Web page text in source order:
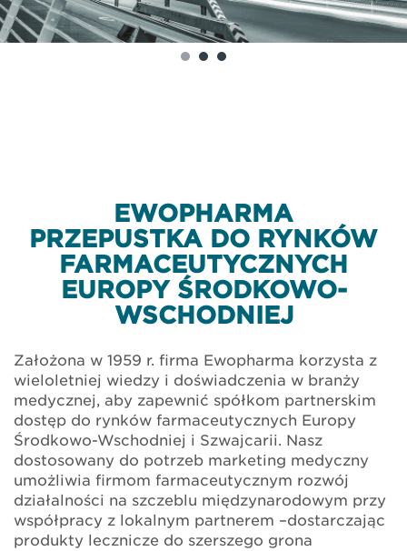
EWOPHARMA
PRZEPUSTKA DO RYNKÓW
FARMACEUTYCZNYCH
EUROPY ŚRODKOWO-
WSCHODNIEJ
Założona w 1959 r. firma Ewopharma korzysta z
wieloletniej wiedzy i doświadczenia w branży
medycznej, aby zapewnić spółkom partnerskim
dostęp do rynków farmaceutycznych Europy
Środkowo-Wschodniej i Szwajcarii. Nasz
dostosowany do potrzeb marketing medyczny
umożliwia firmom farmaceutycznym rozwój
działalności na szczeblu międzynarodowym przy
współpracy z lokalnym partnerem –dostarczając
produkty lecznicze do szerszego grona